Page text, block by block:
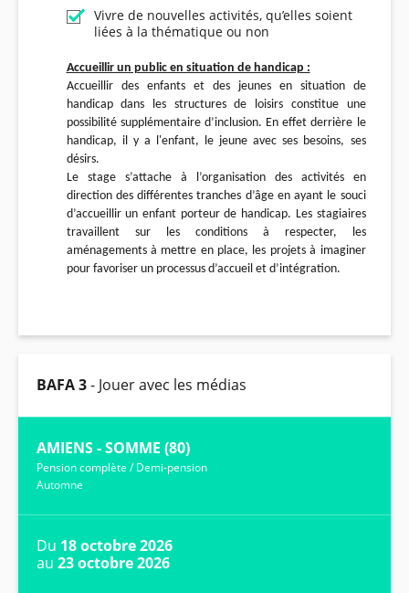
Vivre de nouvelles activités, qu’elles soient
liées à la thématique ou non
Accueillir un public en situation de handicap :
Accueillir des enfants et des jeunes en situation de
handicap dans les structures de loisirs constitue une
possibilité supplémentaire d’inclusion. En effet derrière le
handicap, il y a l'enfant, le jeune avec ses besoins, ses
désirs.
Le stage s’attache à l’organisation des activités en
direction des différentes tranches d’âge en ayant le souci
d’accueillir un enfant porteur de handicap. Les stagiaires
travaillent sur les conditions à respecter, les
aménagements à mettre en place, les projets à imaginer
pour favoriser un processus d’accueil et d’intégration.
BAFA 3- Jouer avec les médias
AMIENS - SOMME (80)
Pension complète /Demi-pension
Automne
Du 18 octobre 2026
au 23 octobre 2026